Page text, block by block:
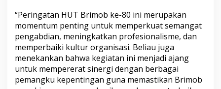
“Peringatan HUT Brimob ke-80 ini merupakan
momentum penting untuk memperkuat semangat
pengabdian, meningkatkan profesionalisme, dan
memperbaiki kultur organisasi. Beliau juga
menekankan bahwa kegiatan ini menjadi ajang
untuk mempererat sinergi dengan berbagai
pemangku kepentingan guna memastikan Brimob